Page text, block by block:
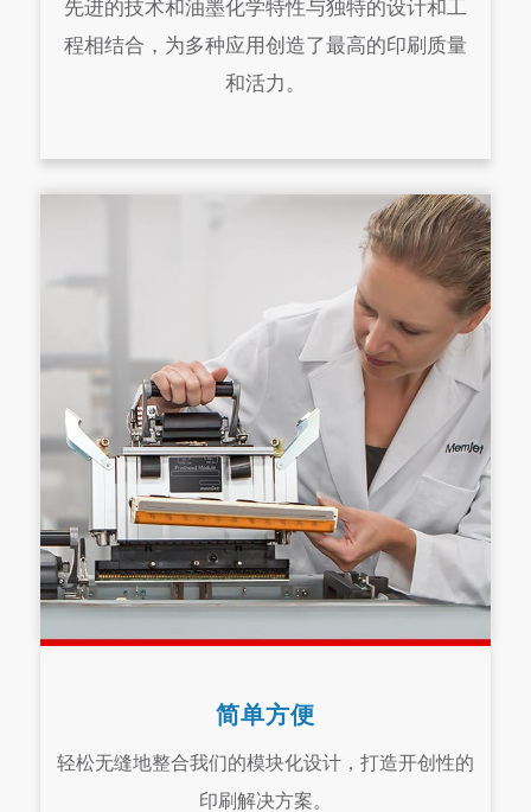
先进的技术和油墨化学特性与独特的设计和工
程相结合，为多种应用创造了最高的印刷质量
和活力。
简单方便
轻松无缝地整合我们的模块化设计，打造开创性的
印刷解决方案。